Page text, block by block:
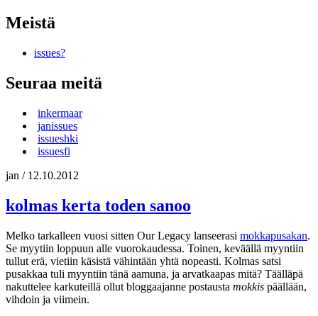
Meistä
issues?
Seuraa meitä
inkermaar
janissues
issueshki
issuesfi
jan / 12.10.2012
kolmas kerta toden sanoo
Melko tarkalleen vuosi sitten Our Legacy lanseerasi mokkapusakan.
Se myytiin loppuun alle vuorokaudessa. Toinen, keväällä myyntiin
tullut erä, vietiin käsistä vähintään yhtä nopeasti. Kolmas satsi
pusakkaa tuli myyntiin tänä aamuna, ja arvatkaapas mitä? Täälläpä
nakuttelee karkuteillä ollut bloggaajanne postausta mokkis päällään,
vihdoin ja viimein.